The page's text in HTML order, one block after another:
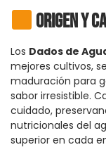
Origen y
Los Dados de
mejores cultivos,
maduración para
sabor irresistible.
cuidado,
nutricionales del
superior en cada